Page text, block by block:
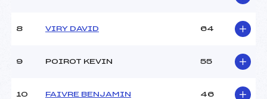
8 VIRY DAVID 64
9 POIROT KEVIN 55
10 FAIVRE BENJAMIN 46